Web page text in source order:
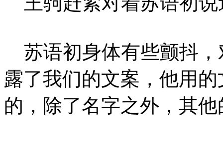
苏语初身体有些颤抖
露了我们的文案，他用
的，除了名字之外，其